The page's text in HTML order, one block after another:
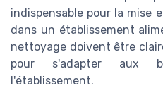
indispensable pour la mise
dans un établissement
nettoyage doivent être
pour s'adapter aux
l'établissement.